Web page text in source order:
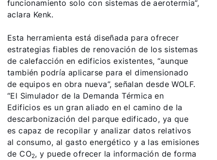
funcionamiento solo con sistemas de aerotermia”,
aclara Kenk.
Esta herramienta está diseñada para ofrecer
estrategias fiables de renovación de los sistemas
de calefacción en edificios existentes, “aunque
también podría aplicarse para el dimensionado
de equipos en obra nueva”, señalan desde WOLF.
“El Simulador de la Demanda Térmica en
Edificios es un gran aliado en el camino de la
descarbonización del parque edificado, ya que
es capaz de recopilar y analizar datos relativos
al consumo, al gasto energético y a las emisiones
de CO2, y puede ofrecer la información de forma